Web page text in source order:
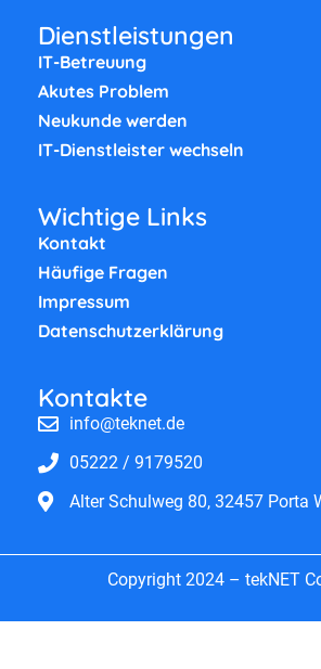
Dienstleistungen
IT-Betreuung
Akutes Problem
Neukunde werden
IT-Dienstleister wechseln
Wichtige Links
Kontakt
Häufige Fragen
Impressum
Datenschutzerklärung
Kontakte
info@teknet.de
05222 / 9179520
Alter Schulweg 80, 32457 Porta
Copyright 2024 – tekNET